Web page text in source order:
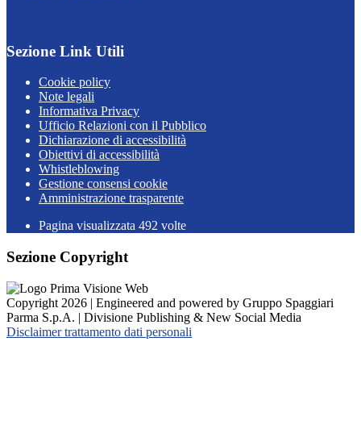
Sezione Link Utili
Cookie policy
Note legali
Informativa Privacy
Ufficio Relazioni con il Pubblico
Dichiarazione di accessibilità
Obiettivi di accessibilità
Whistleblowing
Gestione consensi cookie
Amministrazione trasparente
Pagina visualizzata 492 volte
Sezione Copyright
Copyright 2026 | Engineered and powered by Gruppo Spaggiari
Parma S.p.A. | Divisione Publishing & New Social Media
Disclaimer trattamento dati personali